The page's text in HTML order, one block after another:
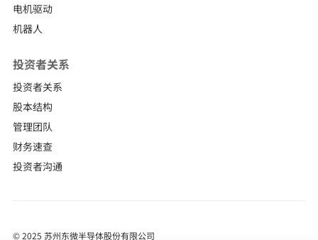
电机驱动
机器人
投资者关系
投资者关系
股本结构
管理团队
财务速查
投资者沟通
© 2025 苏州东微半导体股份有限公司